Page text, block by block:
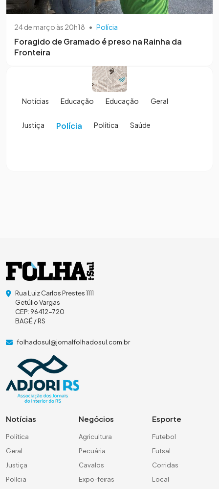
24 de março às 20h18 • Polícia
Foragido de Gramado é preso na Rainha da
Fronteira
Notícias Educação Educação Geral
Justiça Polícia Política Saúde
Rua Luiz Carlos Prestes 1111
Getúlio Vargas
CEP: 96412-720
BAGÉ / RS
folhadosul@jornalfolhadosul.com.br
Notícias
Política
Geral
Justiça
Polícia
Negócios
Agricultura
Pecuária
Cavalos
Expo-feiras
Esporte
Futebol
Futsal
Corridas
Local